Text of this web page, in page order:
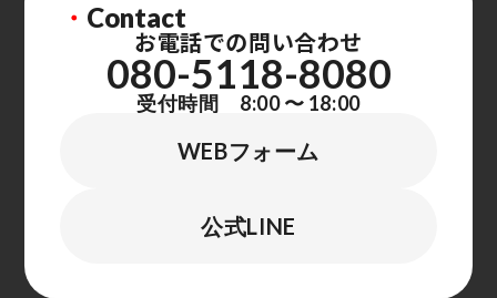
・ Contact
お電話での問い合わせ
080-5118-8080
受付時間 8:00 〜 18:00
WEBフォーム
公式LINE